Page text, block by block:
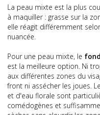
La peau mixte est la plus
à maquiller : grasse sur la
elle réagit différemment
nuancée.
Pour une peau mixte, le
est la meilleure option. Ni
aux différentes zones du
front ni assécher les joues.
et d'eau florale sont
comédogènes et